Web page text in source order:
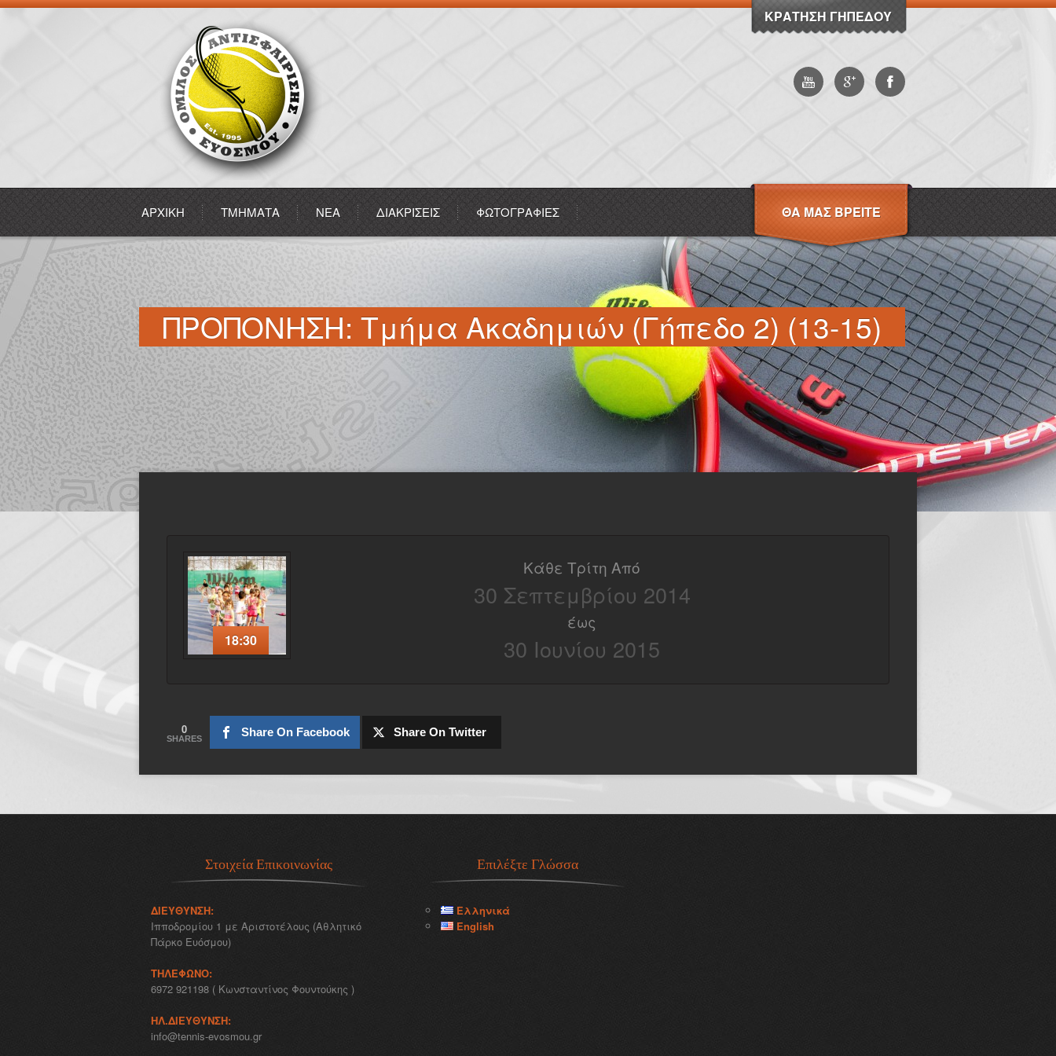
ΚΡΆΤΗΣΗ ΓΗΠΈΔΟΥ
ΑΡΧΙΚΉ ΤΜΉΜΑΤΑ ΝΕΑ ΔΙΑΚΡΊΣΕΙΣ ΦΩΤΟΓΡΑΦΊΕΣ ΘΑ ΜΑΣ ΒΡΕΊΤΕ
ΠΡΟΠΟΝΗΣΗ: Τμήμα Ακαδημιών (Γήπεδο 2) (13-15)
18:30
Κάθε Τρίτη Από
30 Σεπτεμβρίου 2014
έως
30 Ιουνίου 2015
0
SHARES Share On Facebook Share On Twitter
Στοιχεία Επικοινωνίας
ΔΙΕΎΘΥΝΣΗ:
Ιπποδρομίου 1 με Αριστοτέλους (Αθλητικό
Πάρκο Ευόσμου)
ΤΗΛΈΦΩΝΟ:
6972 921198 ( Κωνσταντίνος Φουντούκης )
ΗΛ.ΔΙΕΎΘΥΝΣΗ:
info@tennis-evosmou.gr
Επιλέξτε Γλώσσα
Ελληνικά
English